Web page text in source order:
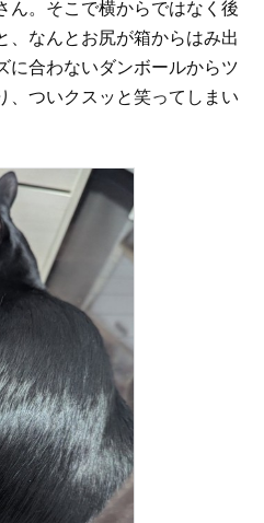
ん。そこで横からではなく後
、なんとお尻が箱からはみ出
に合わないダンボールからツ
、ついクスッと笑ってしまい